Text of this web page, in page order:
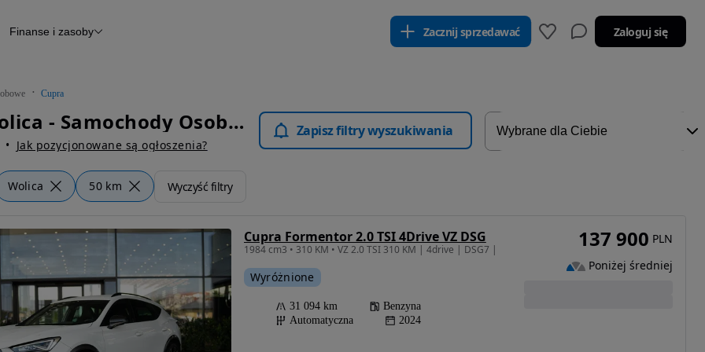
Raport z inspekcji
Otomoto News
Finanse i zasoby Zacznij sprzedawać Zaloguj się
Cupra
Cupra Wolica - Samochody Osobowe
Jak pozycjonowane są ogłoszenia?
Zapisz filtry wyszukiwania
Wolica 50 km Wyczyść filtry
Cupra Formentor 2.0 TSI 4Drive VZ DSG
1984 cm3 • 310 KM • VZ 2.0 TSI 310 KM | 4drive | DSG7 |
Wyróżnione
31 094 km
Benzyna
Automatyczna
2024
137 900 PLN
Poniżej średniej